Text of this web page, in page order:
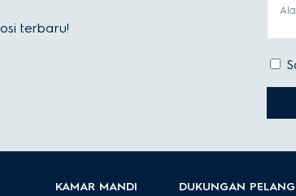
terbaru!
KAMAR MANDI DUKUNGAN